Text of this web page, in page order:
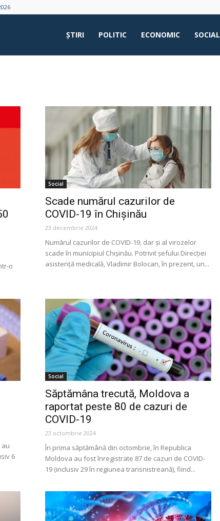
ŞTIRI POLITIC ECONOMIC SOCIAL
o
Social
Scade numărul cazurilor de
COVID-19 în Chișinău
23 decembrie 2024
Numărul cazurilor de COVID-19, dar și al virozelor
scade în municipiul Chișinău. Potrivit șefului Direcției
asistență medicală, Vladimir Bolocan, în prezent, un...
6
Social
Săptămâna trecută, Moldova a
raportat peste 80 de cazuri de
COVID-19
23 octombrie 2024
În prima săptămână din octombrie, în Republica
Moldova au fost înregistrate 87 de cazuri de COVID-
19 (inclusiv 29 în regiunea transnistreană), fiind...